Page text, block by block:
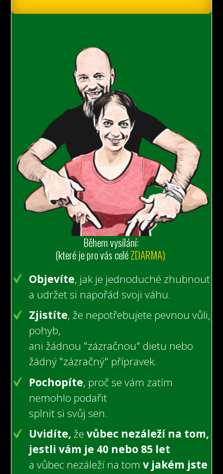
Během vysílání:
(které je pro vás celéZDARMA)
Objevíte, jak je jednoduché zhubnout
a udržet si napořád svoji váhu.
Zjistíte, že nepotřebujete pevnou vůli,
pohyb,
ani žádnou "zázračnou" dietu nebo
žádný "zázračný" přípravek.
Pochopíte, proč se vám zatím
nemohlo podařit
splnit si svůj sen.
Uvidíte, ževůbec nezáleží na tom,
jestli vám je 40 nebo 85 let
a vůbec nezáleží na tom v jakém jste